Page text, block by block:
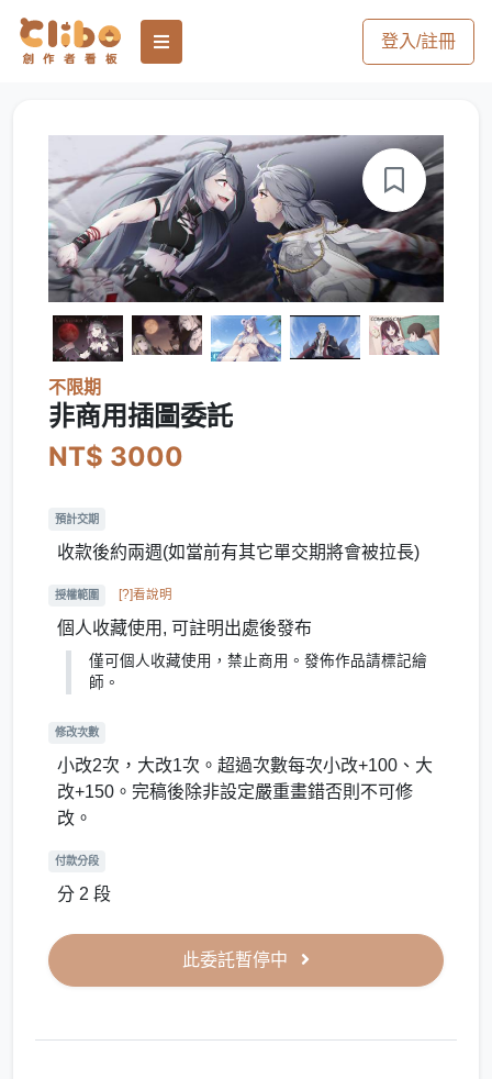
登入/註冊
不限期
非商用插圖委託
NT$ 3000
預計交期
收款後約兩週(如當前有其它單交期將會被拉長)
授權範圍 [?]看說明
個人收藏使用, 可註明出處後發布
僅可個人收藏使用，禁止商用。發佈作品請標記繪
師。
修改次數
小改2次，大改1次。超過次數每次小改+100、大
改+150。完稿後除非設定嚴重畫錯否則不可修
改。
付款分段
分 2 段
此委託暫停中